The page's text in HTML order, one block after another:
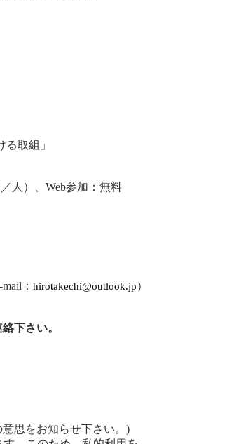
取組」
）、Web参加：無料
： hirotakechi@outlook.jp）
下さい。
思をお知らせ下さい。)